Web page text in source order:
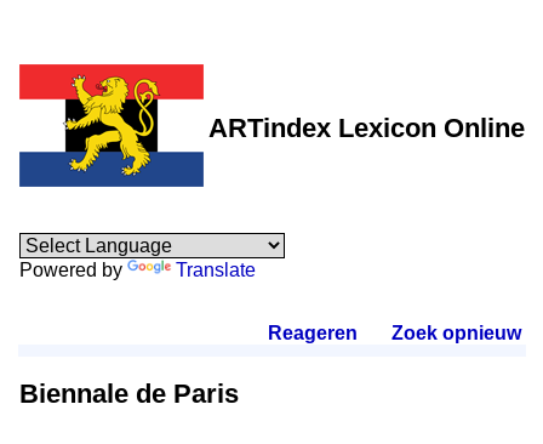
ARTindex Lexicon Online
Powered by Translate
Reageren Zoek opnieuw.
Biennale de Paris